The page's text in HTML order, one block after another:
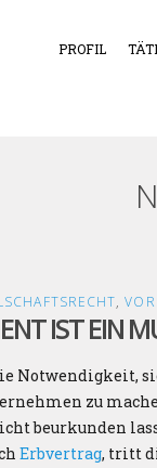
PROFIL
,
IST EIN
Notwendigkeit,
zu
beurkunden
Erbvertrag, tritt